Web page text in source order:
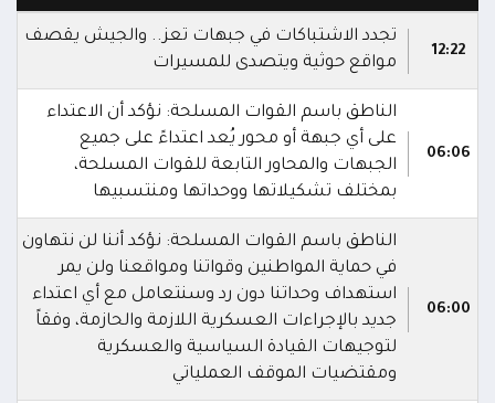
12:22
تجدد الاشتباكات في جبهات تعز.. والجيش يقصف
مواقع حوثية ويتصدى للمسيرات
06:06
الناطق باسم القوات المسلحة: نؤكد أن الاعتداء
على أي جبهة أو محور يُعد اعتداءً على جميع
الجبهات والمحاور التابعة للقوات المسلحة،
بمختلف تشكيلاتها ووحداتها ومنتسبيها
06:00
الناطق باسم القوات المسلحة: نؤكد أننا لن نتهاون
في حماية المواطنين وقواتنا ومواقعنا ولن يمر
استهداف وحداتنا دون رد وسنتعامل مع أي اعتداء
جديد بالإجراءات العسكرية اللازمة والحازمة، وفقاً
لتوجيهات القيادة السياسية والعسكرية
ومقتضيات الموقف العملياتي